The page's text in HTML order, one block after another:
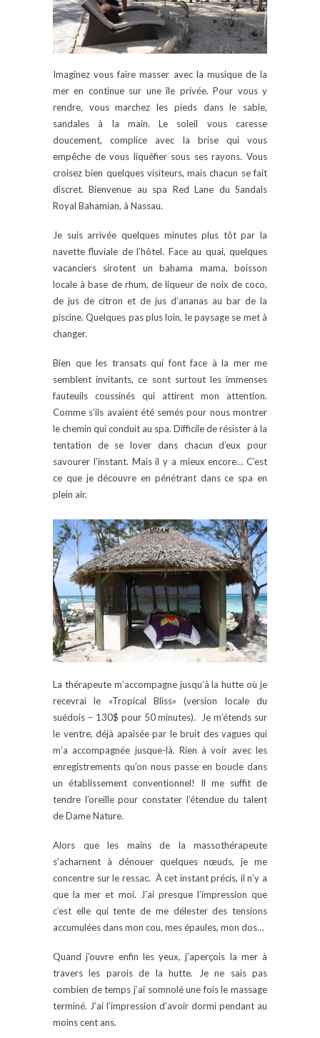
Imaginez vous faire masser avec la musique de la
mer en continue sur une île privée. Pour vous y
rendre, vous marchez les pieds dans le sable,
sandales à la main. Le soleil vous caresse
doucement, complice avec la brise qui vous
empêche de vous liquéfier sous ses rayons. Vous
croisez bien quelques visiteurs, mais chacun se fait
discret. Bienvenue au spa Red Lane du Sandals
Royal Bahamian, à Nassau.
Je suis arrivée quelques minutes plus tôt par la
navette fluviale de l’hôtel. Face au quai, quelques
vacanciers sirotent un bahama mama, boisson
locale à base de rhum, de liqueur de noix de coco,
de jus de citron et de jus d’ananas au bar de la
piscine. Quelques pas plus loin, le paysage se met à
changer.
Bien que les transats qui font face à la mer me
semblent invitants, ce sont surtout les immenses
fauteuils coussinés qui attirent mon attention.
Comme s’ils avaient été semés pour nous montrer
le chemin qui conduit au spa. Difficile de résister à la
tentation de se lover dans chacun d’eux pour
savourer l’instant. Mais il y a mieux encore… C’est
ce que je découvre en pénétrant dans ce spa en
plein air.
La thérapeute m’accompagne jusqu’à la hutte où je
recevrai le «Tropical Bliss» (version locale du
suédois – 130$ pour 50 minutes). Je m’étends sur
le ventre, déjà apaisée par le bruit des vagues qui
m’a accompagnée jusque-là. Rien à voir avec les
enregistrements qu’on nous passe en boucle dans
un établissement conventionnel! Il me suffit de
tendre l’oreille pour constater l’étendue du talent
de Dame Nature.
Alors que les mains de la massothérapeute
s’acharnent à dénouer quelques nœuds, je me
concentre sur le ressac. À cet instant précis, il n’y a
que la mer et moi. J’ai presque l’impression que
c’est elle qui tente de me délester des tensions
accumulées dans mon cou, mes épaules, mon dos…
Quand j’ouvre enfin les yeux, j’aperçois la mer à
travers les parois de la hutte. Je ne sais pas
combien de temps j’ai somnolé une fois le massage
terminé. J’ai l’impression d’avoir dormi pendant au
moins cent ans.